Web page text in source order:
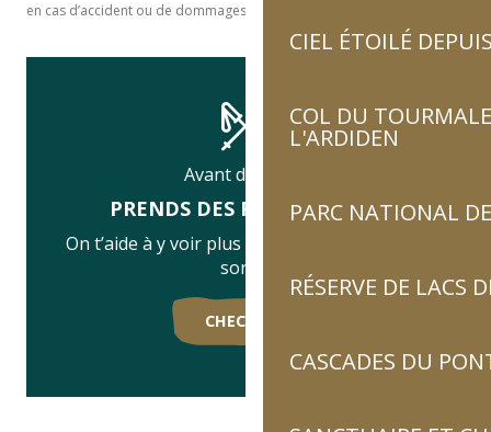
CIEL ÉTOILÉ
COL DU
L'ARDIDEN
PARC NATIONAL
RÉSERVE DE LACS
CASCADES DU
en cas d’accident ou de dommages quelconque subis.
Avant de partir
PRENDS DES PRÉCAUTIONS
On t’aide à y voir plus clair pour sécuriser ta
sortie.
CHECK ICI !